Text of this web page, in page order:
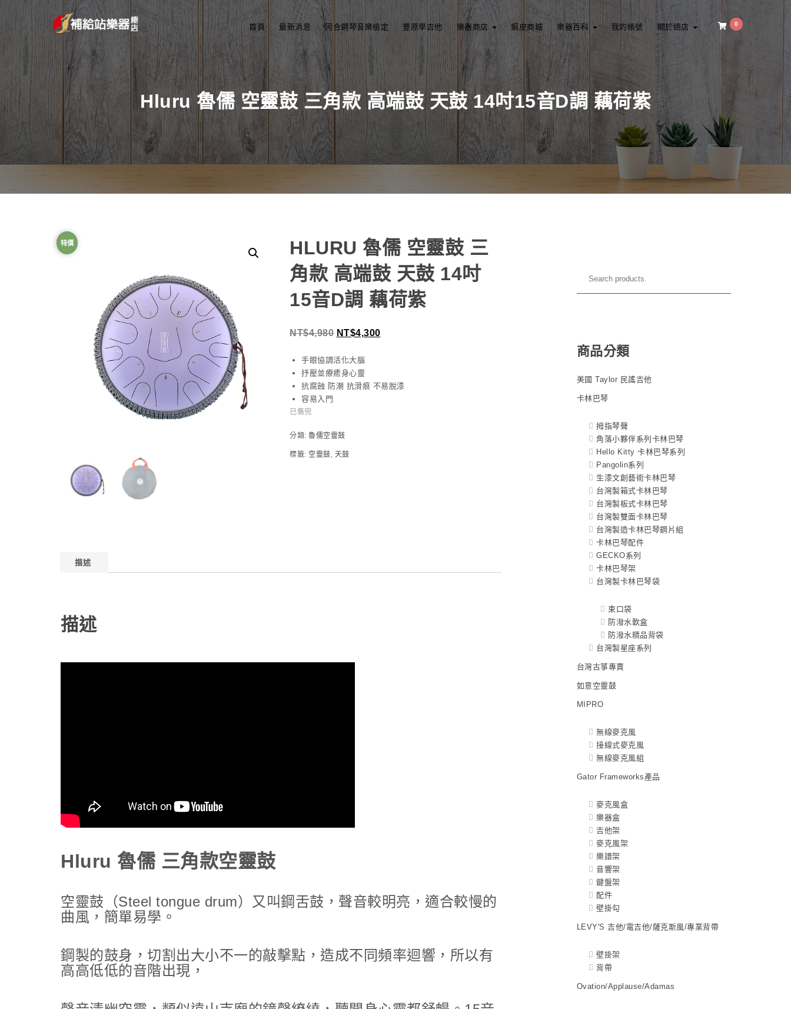
0
首頁 最新消息 河合鋼琴音樂檢定 豐原學吉他 樂器商店 蝦皮商城 樂器百科 我的帳號 關於總店
Hluru 魯儒 空靈鼓 三角款 高端鼓 天鼓 14吋15音D調 藕荷紫
特價
HLURU 魯儒 空靈鼓 三
角款 高端鼓 天鼓 14吋
15音D調 藕荷紫
NT$4,980 NT$4,300
手眼協調活化大腦
抒壓並療癒身心靈
抗腐蝕 防潮 抗滑痕 不易脫漆
容易入門
已售完
分類: 魯儒空靈鼓
標籤: 空靈鼓, 天鼓
描述
描述
Hluru 魯儒 三角款空靈鼓
空靈鼓（Steel tongue drum）又叫鋼舌鼓，聲音較明亮，適合較慢的
曲風，簡單易學。
鋼製的鼓身，切割出大小不一的敲擊點，造成不同頻率迴響，所以有
高高低低的音階出現，
商品分類
美國 Taylor 民謠吉他
卡林巴琴
拇指琴聲
角落小夥伴系列卡林巴琴
Hello Kitty 卡林巴琴系列
Pangolin系列
生漆文創藝術卡林巴琴
台灣製箱式卡林巴琴
台灣製板式卡林巴琴
台灣製雙面卡林巴琴
台灣製造卡林巴琴鋼片組
卡林巴琴配件
GECKO系列
卡林巴琴架
台灣製卡林巴琴袋
束口袋
防潑水軟盒
防潑水精品背袋
台灣製星座系列
台灣古箏專賣
如意空靈鼓
MIPRO
無線麥克風
接線式麥克風
無線麥克風組
Gator Frameworks產品
麥克風盒
樂器盒
吉他架
麥克風架
樂譜架
音響架
鍵盤架
配件
壁掛勾
LEVY'S 吉他/電吉他/薩克斯風/專業背帶
壁掛架
背帶
Ovation/Applause/Adamas